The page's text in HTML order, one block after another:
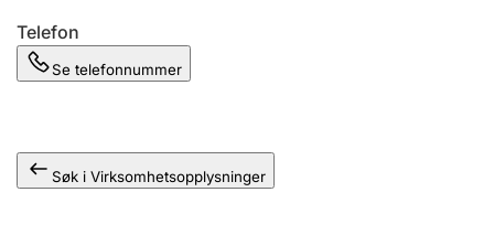
Telefon
Se telefonnummer
Søk i Virksomhetsopplysninger